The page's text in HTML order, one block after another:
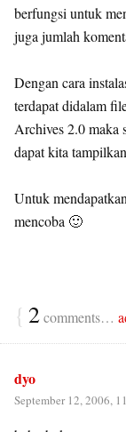
berfungsi untuk
juga jumlah
Dengan cara
terdapat didalam
Archives 2.0 maka
dapat kita
Untuk
mencoba 🙂
{ 2comments…
dyo
September 12, 2006,